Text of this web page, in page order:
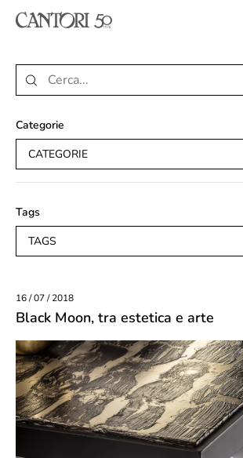
Categorie
CATEGORIE
Tags
TAGS
16 / 07 / 2018
Black Moon, tra estetica e arte